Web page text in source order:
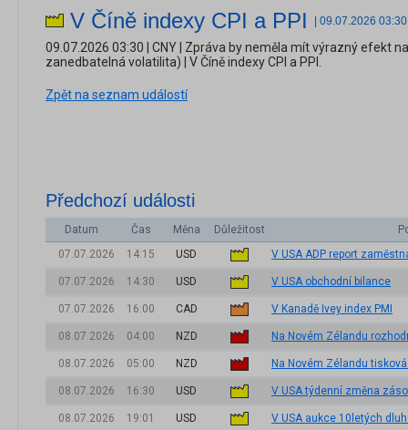
V Číně indexy CPI a PPI | 09.07.2026 03:30
09.07.2026 03:30 | CNY | Zpráva by neměla mít výrazný efekt
zanedbatelná volatilita) | V Číně indexy CPI a PPI.
Zpět na seznam událostí
Předchozí události
Datum Čas Měna Důležitost
07.07.2026
14:15 USD V USA ADP report
07.07.2026 14:30 USD V USA obchodní bilance
07.07.2026 16:00 CAD V Kanadě Ivey index PMI
08.07.2026 04:00 NZD Na Novém Zélandu
08.07.2026 05:00 NZD Na Novém Zélandu
08.07.2026 16:30 USD V USA týdenní změna
08.07.2026 19:01 USD V USA aukce 10letých